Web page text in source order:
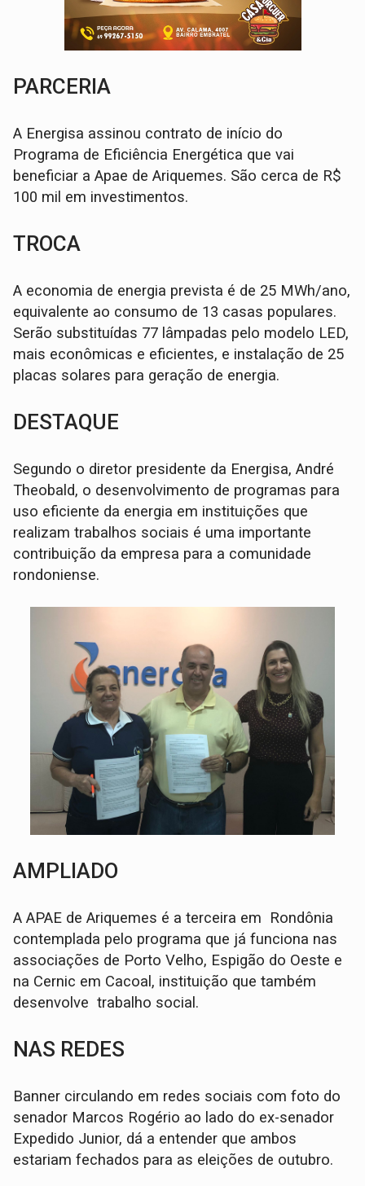
PARCERIA
A Energisa assinou contrato de início do
Programa de Eficiência Energética que vai
beneficiar a Apae de Ariquemes. São cerca de R$
100 mil em investimentos.
TROCA
A economia de energia prevista é de 25 MWh/ano,
equivalente ao consumo de 13 casas populares.
Serão substituídas 77 lâmpadas pelo modelo LED,
mais econômicas e eficientes, e instalação de 25
placas solares para geração de energia.
DESTAQUE
Segundo o diretor presidente da Energisa, André
Theobald, o desenvolvimento de programas para
uso eficiente da energia em instituições que
realizam trabalhos sociais é uma importante
contribuição da empresa para a comunidade
rondoniense.
AMPLIADO
A APAE de Ariquemes é a terceira em Rondônia
contemplada pelo programa que já funciona nas
associações de Porto Velho, Espigão do Oeste e
na Cernic em Cacoal, instituição que também
desenvolve trabalho social.
NAS REDES
Banner circulando em redes sociais com foto do
senador Marcos Rogério ao lado do ex-senador
Expedido Junior, dá a entender que ambos
estariam fechados para as eleições de outubro.